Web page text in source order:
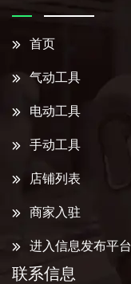
首页
气动工具
电动工具
手动工具
店铺列表
商家入驻
进入信息发布平台
联系信息